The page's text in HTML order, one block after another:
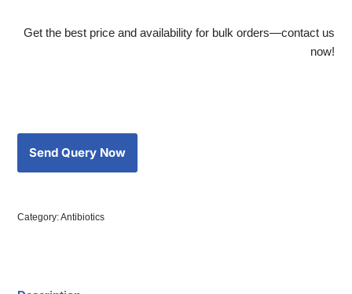
Get the best price and availability for bulk orders—contact us
now!
Category:Antibiotics